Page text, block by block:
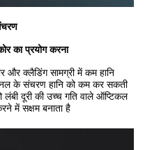
का प्रयोग करना
और क्लैडिंग सामग्री में कम हानि
के संचरण हानि को कम कर सकती
दूरी की उच्च गति वाले ऑप्टिकल
में सक्षम बनाता है